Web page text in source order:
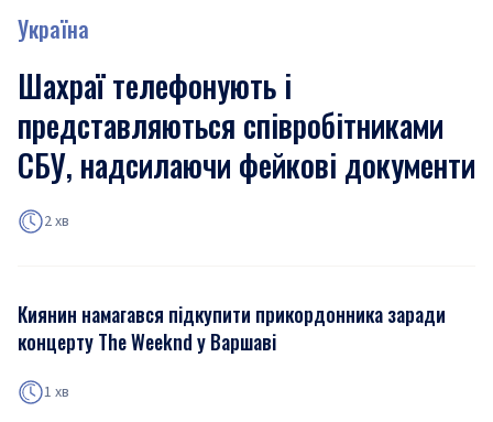
Україна
Шахраї телефонують і
представляються співробітниками
СБУ, надсилаючи фейкові документи
2 хв
Киянин намагався підкупити прикордонника заради
концерту The Weeknd у Варшаві
1 хв